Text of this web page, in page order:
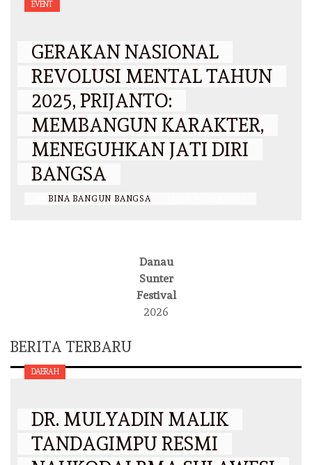
EVENT
GERAKAN NASIONAL
REVOLUSI MENTAL TAHUN
2025, PRIJANTO:
MEMBANGUN KARAKTER,
MENEGUHKAN JATI DIRI
BANGSA
BINA BANGUN BANGSA
Danau
Sunter
Festival
2026
BERITA TERBARU
DAERAH
DR. MULYADIN MALIK
TANDAGIMPU RESMI